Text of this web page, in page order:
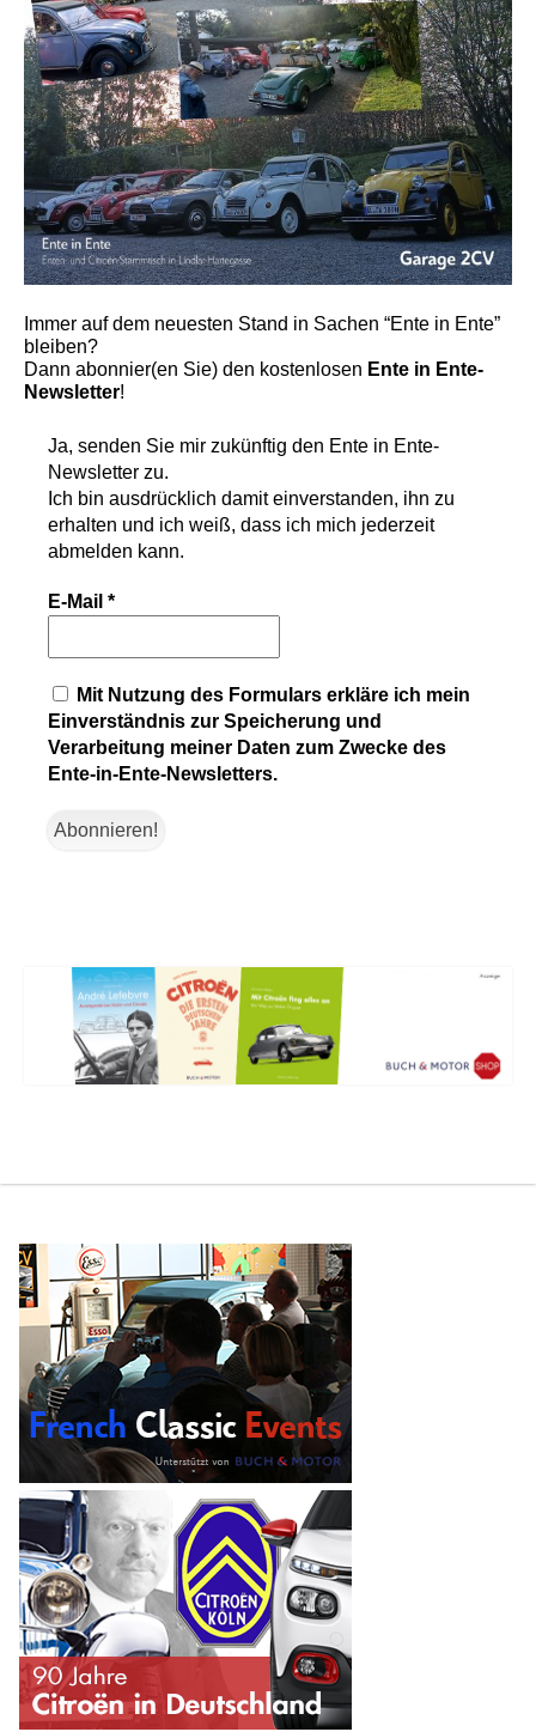
Immer auf dem neuesten Stand in Sachen “Ente in Ente”
bleiben?
Dann abonnier(en Sie) den kostenlosen Ente in Ente-
Newsletter!
Ja, senden Sie mir zukünftig den Ente in Ente-
Newsletter zu.
Ich bin ausdrücklich damit einverstanden, ihn zu
erhalten und ich weiß, dass ich mich jederzeit
abmelden kann.
E-Mail *
Mit Nutzung des Formulars erkläre ich mein
Einverständnis zur Speicherung und
Verarbeitung meiner Daten zum Zwecke des
Ente-in-Ente-Newsletters.